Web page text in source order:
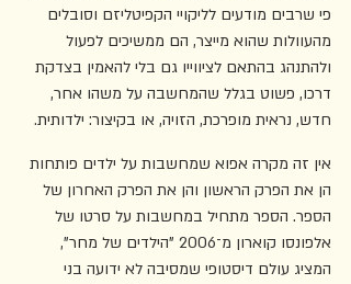
פי שרבים מודעים לליקויי הקפיטליזם וסובלים
מהעוולות שהוא מייצר, הם ממשיכים לפעול
ולהתנהג בהתאם לציווייו גם בלי להאמין בצדקת
דרכו, פשוט בגלל שהמחשבה על משהו אחר,
חדש, נראית מופרכת, הזויה, או בקיצור: ילדותית.
אין זה מקרה אפוא שמחשבות על ילדים פותחות
הן את הפרק הראשון והן את הפרק האחרון של
הספר. הספר מתחיל במחשבות על סרטו של
אלפונסו קוארון מ־2006 "הילדים של מחר",
המציג עולם דיסטופי שמסיבה לא ידועה בני